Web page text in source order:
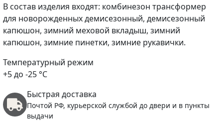
В состав изделия входят: комбинезон трансформер
для новорожденных демисезонный, демисезонный
капюшон, зимний меховой вкладыш, зимний
капюшон, зимние пинетки, зимние рукавички.
Температурный режим
+5 до -25 °С
Быстрая доставка
Почтой РФ, курьерской службой до двери и в пункты
выдачи